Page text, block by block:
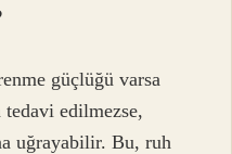
güçlüğü varsa
edilmezse,
uğrayabilir. Bu, ruh